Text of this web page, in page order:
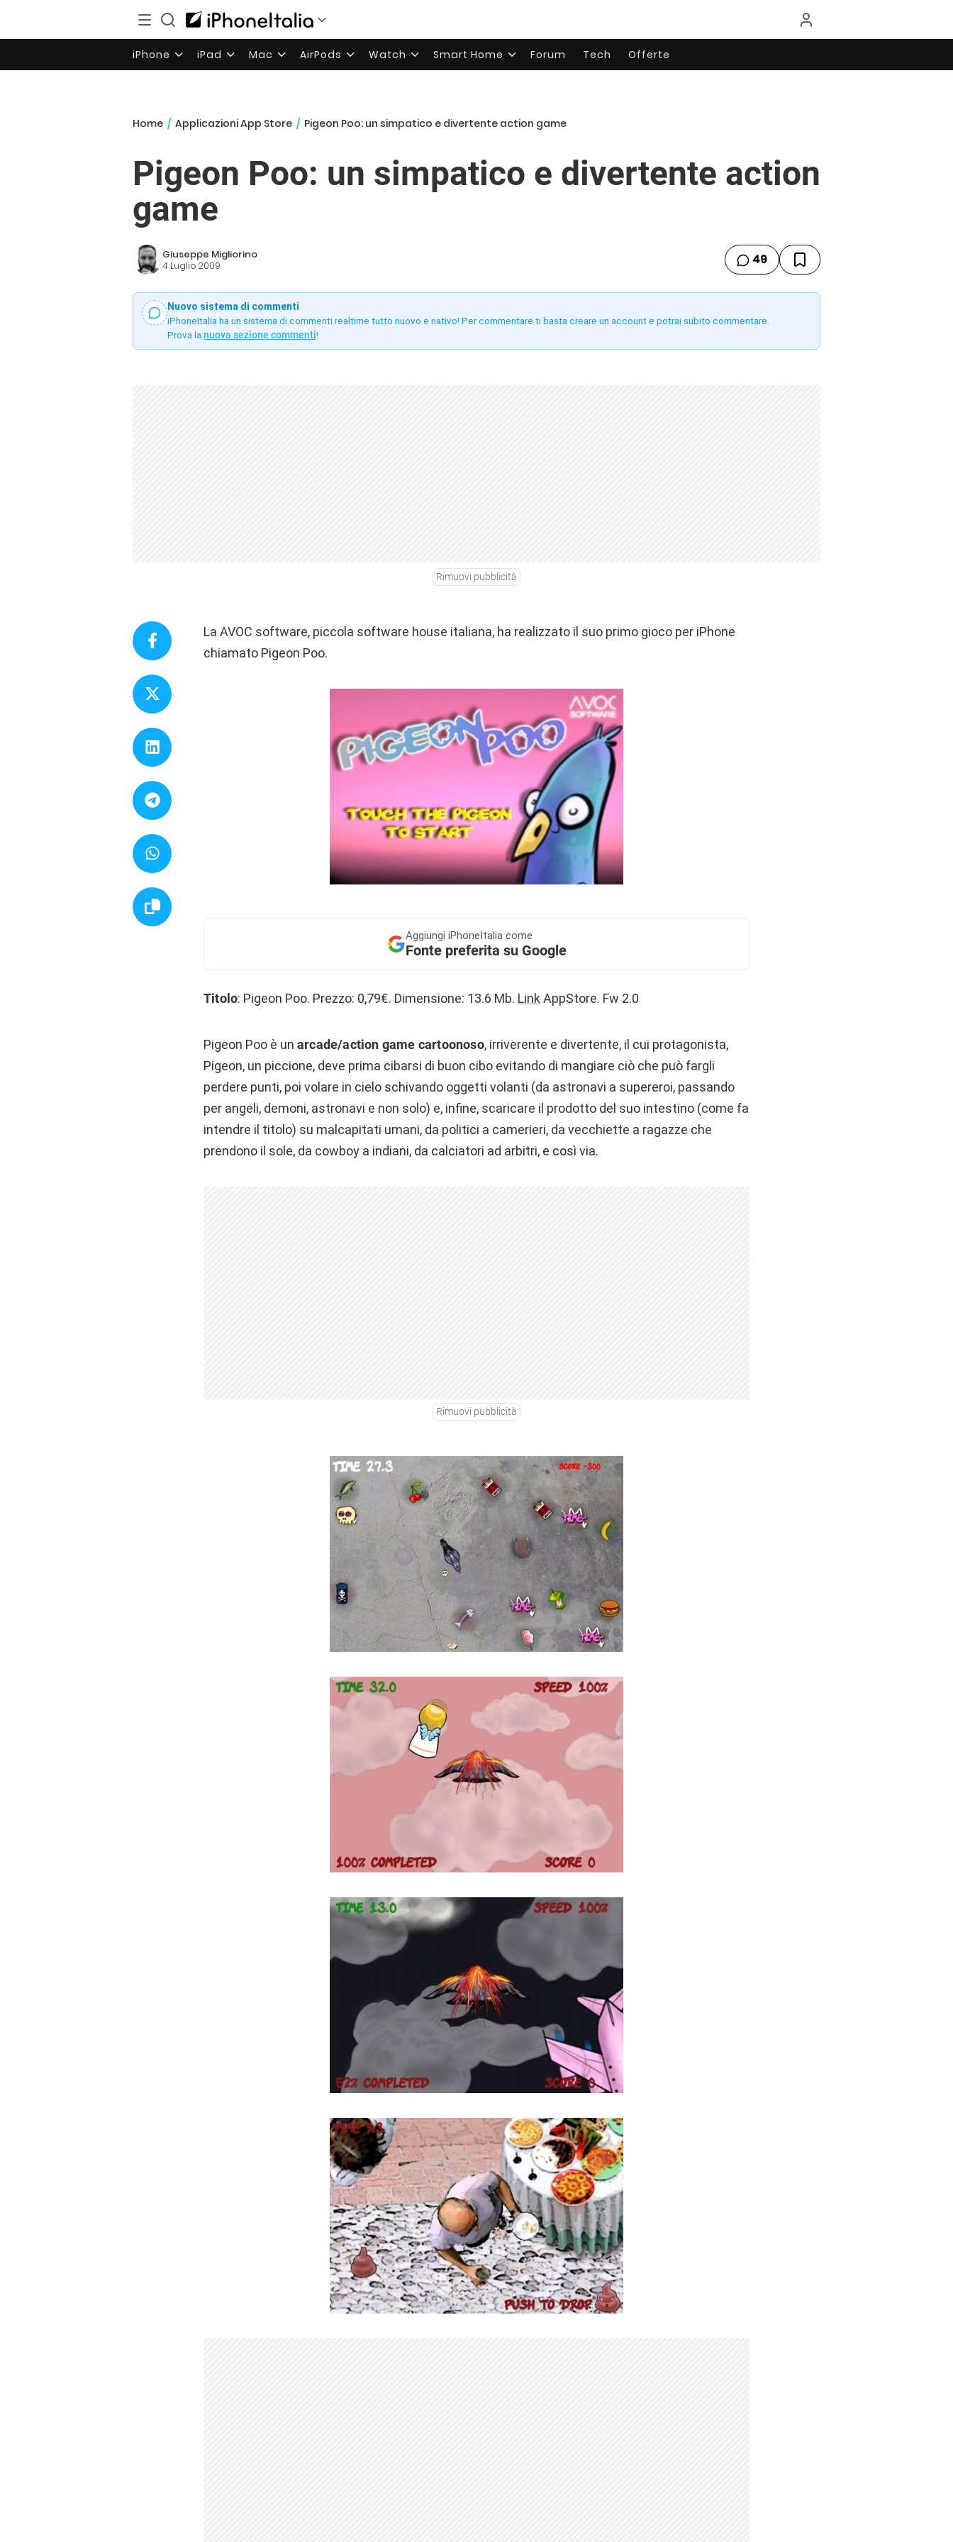
iPhone iPad Mac AirPods Watch Smart Home Forum Tech Offerte
Home / Applicazioni App Store / Pigeon Poo: un simpatico e divertente action game
Pigeon Poo: un simpatico e divertente action
game
Giuseppe Migliorino
4 Luglio 2009 49
Nuovo sistema di commenti
iPhoneItalia ha un sistema di commenti realtime tutto nuovo e nativo! Per commentare ti basta creare un account e potrai subito commentare.
Prova la nuova sezione commenti!
Rimuovi pubblicità
La AVOC software, piccola software house italiana, ha realizzato il suo primo gioco per iPhone
chiamato Pigeon Poo.
Aggiungi iPhoneItalia come
Fonte preferita su Google
Titolo: Pigeon Poo. Prezzo: 0,79€. Dimensione: 13.6 Mb. Link AppStore. Fw 2.0
Pigeon Poo è un arcade/action game cartoonoso, irriverente e divertente, il cui protagonista,
Pigeon, un piccione, deve prima cibarsi di buon cibo evitando di mangiare ciò che può fargli
perdere punti, poi volare in cielo schivando oggetti volanti (da astronavi a supereroi, passando
per angeli, demoni, astronavi e non solo) e, infine, scaricare il prodotto del suo intestino (come fa
intendre il titolo) su malcapitati umani, da politici a camerieri, da vecchiette a ragazze che
prendono il sole, da cowboy a indiani, da calciatori ad arbitri, e così via.
Rimuovi pubblicità